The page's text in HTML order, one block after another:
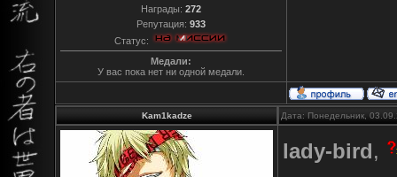
Награды: 272
Репутация: 933
Статус:
Медали:
У вас пока нет ни одной медали.
Kam1kadze Дата: Понедельник,
lady-bird,